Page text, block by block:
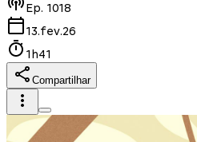
Ep. 1018
13.fev.26
1h41
Compartilhar